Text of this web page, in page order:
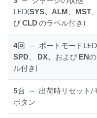
LED(SYS、 ALM MST
びCLDのラベル付き)
4回 — ポートモード
SPD
DX、 および EN
ル付き)
5台 — 出荷時リセット/
ボタン